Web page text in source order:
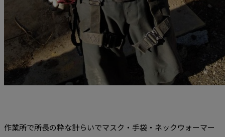
作業所で所長の粋な計らいでマスク・手袋・ネックウォーマー